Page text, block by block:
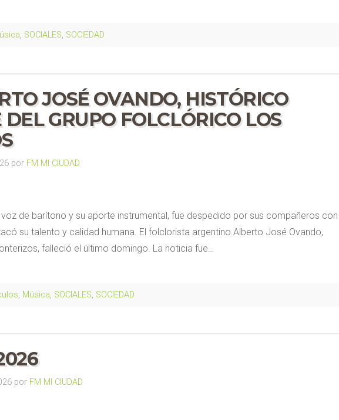
, SOCIALES, SOCIEDAD
JOSÉ OVANDO, HISTÓRICO
GRUPO FOLCLÓRICO LOS
por FM MI CIUDAD
de barítono y su aporte instrumental, fue despedido por sus compañeros con
su talento y calidad humana. El folclorista argentino Alberto José Ovando,
falleció el último domingo. La noticia fue…
, Música, SOCIALES, SOCIEDAD
por FM MI CIUDAD